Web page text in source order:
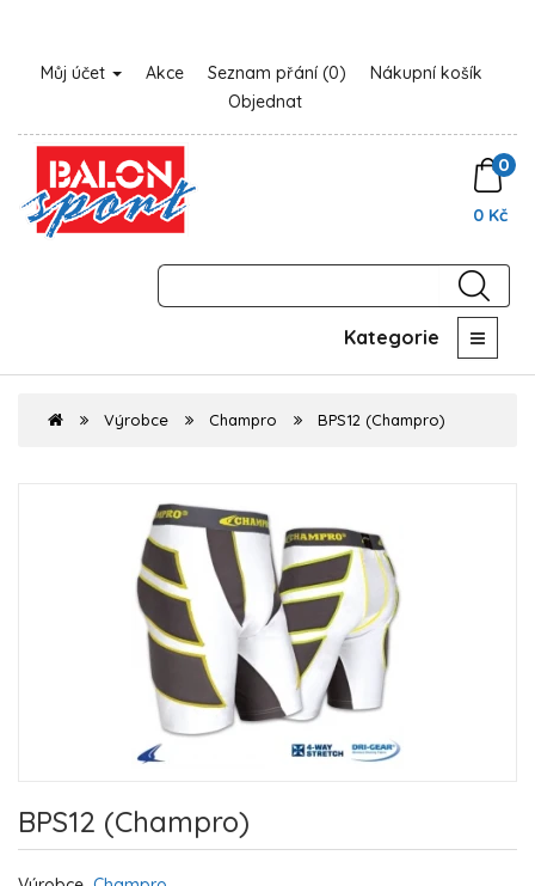
Můj účet Akce Seznam přání (0)
Nákupní košík
Objednat
0
0 Kč
Kategorie
Výrobce Champro BPS12 (Champro)
BPS12 (Champro)